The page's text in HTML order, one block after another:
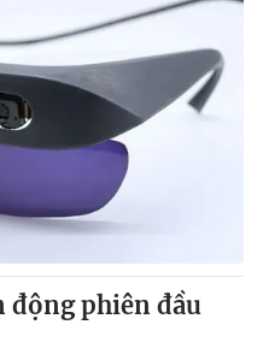
động phiên đầu